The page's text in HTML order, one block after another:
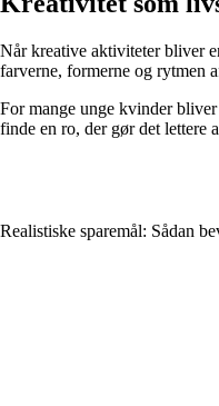
Når kreative aktiviteter bliver
farverne, formerne og rytmen
For mange unge kvinder
finde en ro, der gør det lettere
Realistiske sparemål: Sådan